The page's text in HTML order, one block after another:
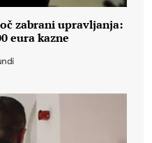
zabrani upravljanja:
eura kazne